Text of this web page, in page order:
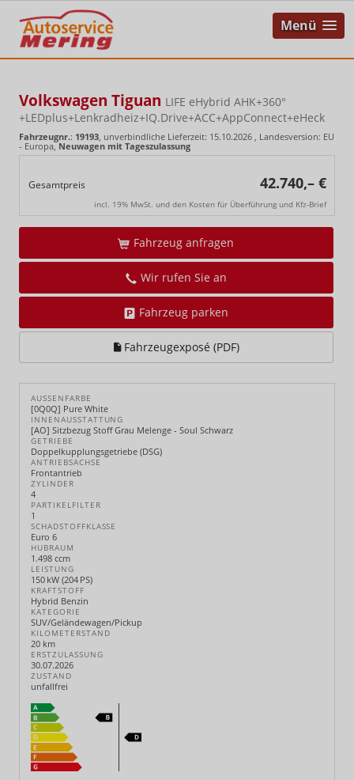
Menü
Volkswagen Tiguan LIFE eHybrid AHK+360°
+LEDplus+Lenkradheiz+IQ.Drive+ACC+AppConnect+eHeck
Fahrzeugnr.: 19193, unverbindliche Lieferzeit: 15.10.2026 , Landesversion: EU
- Europa,Neuwagen mit Tageszulassung
Gesamtpreis 42.740,– €
incl. 19% MwSt. und den Kosten für Überführung und Kfz-Brief
Fahrzeug anfragen
Wir rufen Sie an
Fahrzeug parken
Fahrzeugexposé (PDF)
AUSSENFARBE
[0Q0Q] Pure White
INNENAUSSTATTUNG
[AO] Sitzbezug Stoff Grau Melenge - Soul Schwarz
GETRIEBE
Doppelkupplungsgetriebe (DSG)
ANTRIEBSACHSE
Frontantrieb
ZYLINDER
4
PARTIKELFILTER
1
SCHADSTOFFKLASSE
Euro 6
HUBRAUM
1.498 ccm
LEISTUNG
150 kW (204 PS)
KRAFTSTOFF
Hybrid Benzin
KATEGORIE
SUV/Geländewagen/Pickup
KILOMETERSTAND
20 km
ERSTZULASSUNG
30.07.2026
ZUSTAND
unfallfrei